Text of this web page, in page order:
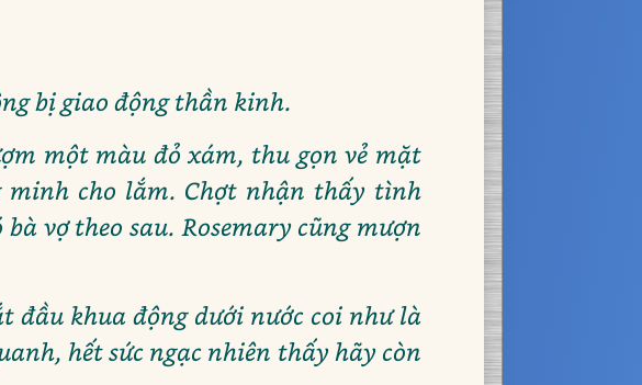
bị giao động thần kinh.
một màu đỏ xám, thu gọn vẻ mặt
cho lắm. Chợt nhận thấy tình
vợ theo sau. Rosemary cũng mượn
đầu khua động dưới nước coi như là
hết sức ngạc nhiên thấy hãy còn